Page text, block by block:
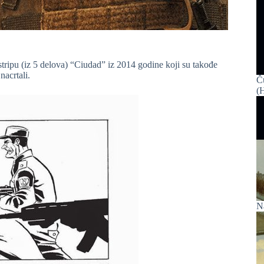
(iz 5 delova) “Ciudad” iz 2014 godine koji su takođe